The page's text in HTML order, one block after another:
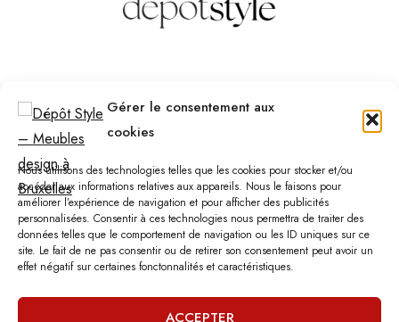
Gérer le consentement aux
cookies
Nous utilisons des technologies telles que les cookies pour stocker et/ou
accéder aux informations relatives aux appareils. Nous le faisons pour
améliorer l’expérience de navigation et pour afficher des publicités
personnalisées. Consentir à ces technologies nous permettra de traiter des
données telles que le comportement de navigation ou les ID uniques sur ce
site. Le fait de ne pas consentir ou de retirer son consentement peut avoir un
effet négatif sur certaines fonctonnalités et caractéristiques.
ACCEPTER
Téléphone : (+32) 2 523 70 59
Email :
Adresse : Rue des Deux Gares 6, 1070 Bruxelles
Heures d’ouverture
Lundi – Samedi :10:00 – 18:30
Vendredi :10:00-13:00 – 15:00 -18:30